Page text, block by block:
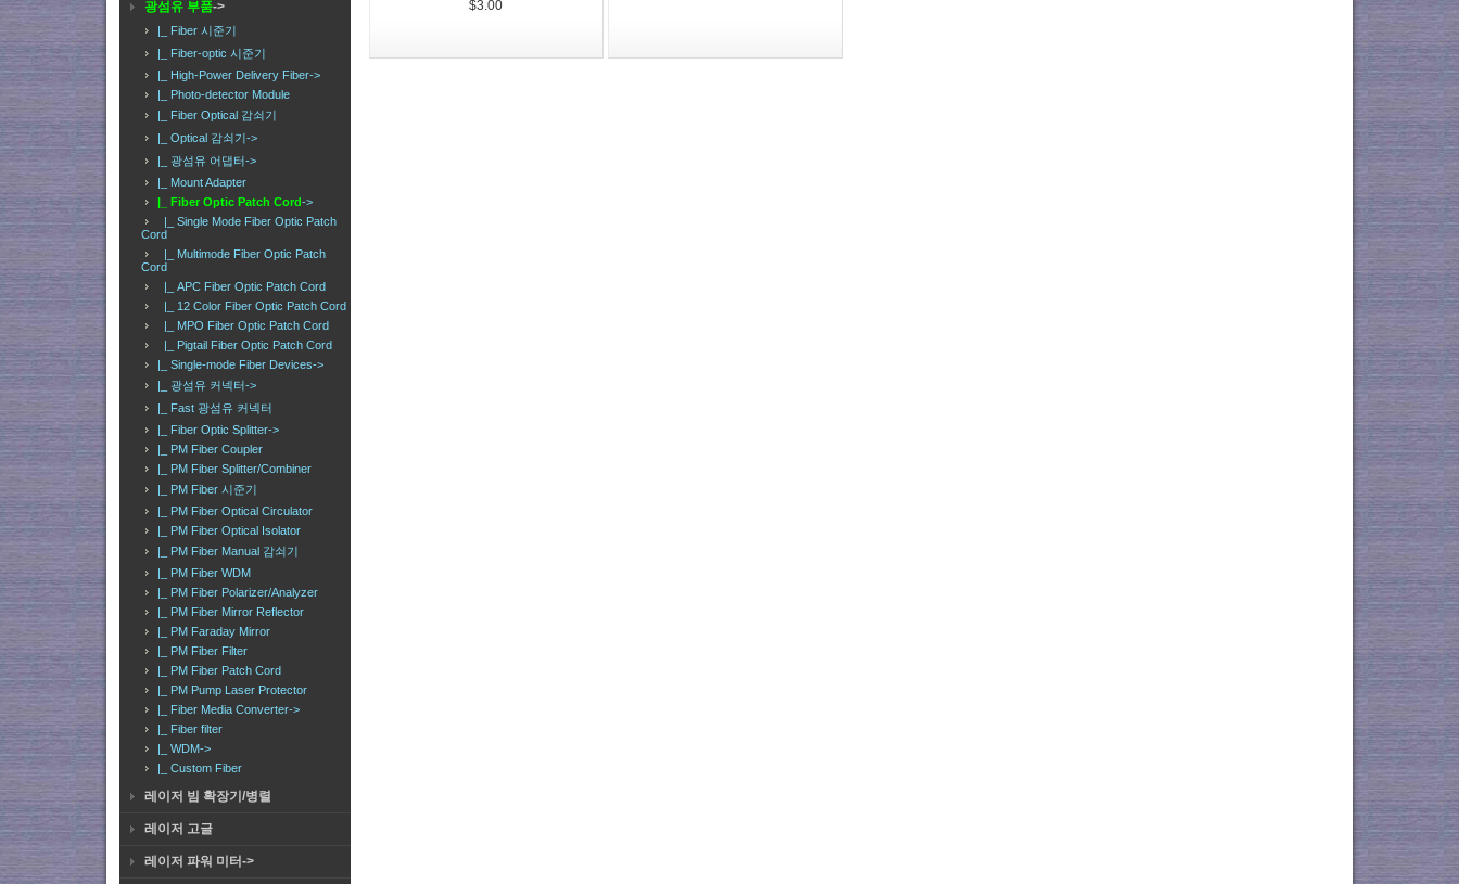
광섬유 부품->
|_ Fiber 시준기
|_ Fiber-optic 시준기
|_ High-Power Delivery Fiber->
|_ Photo-detector Module
|_ Fiber Optical 감쇠기
|_ Optical 감쇠기->
|_ 광섬유 어댑터->
|_ Mount Adapter
|_ Fiber Optic Patch Cord->
|_ Single Mode Fiber Optic Patch
Cord
|_ Multimode Fiber Optic Patch
Cord
|_ APC Fiber Optic Patch Cord
|_ 12 Color Fiber Optic Patch Cord
|_ MPO Fiber Optic Patch Cord
|_ Pigtail Fiber Optic Patch Cord
|_ Single-mode Fiber Devices->
|_ 광섬유 커넥터->
|_ Fast 광섬유 커넥터
|_ Fiber Optic Splitter->
|_ PM Fiber Coupler
|_ PM Fiber Splitter/Combiner
|_ PM Fiber 시준기
|_ PM Fiber Optical Circulator
|_ PM Fiber Optical Isolator
|_ PM Fiber Manual 감쇠기
|_ PM Fiber WDM
|_ PM Fiber Polarizer/Analyzer
|_ PM Fiber Mirror Reflector
|_ PM Faraday Mirror
|_ PM Fiber Filter
|_ PM Fiber Patch Cord
|_ PM Pump Laser Protector
|_ Fiber Media Converter->
|_ Fiber filter
|_ WDM->
|_ Custom Fiber
레이저 빔 확장기/병렬
레이저 고글
레이저 파워 미터->
$3.00